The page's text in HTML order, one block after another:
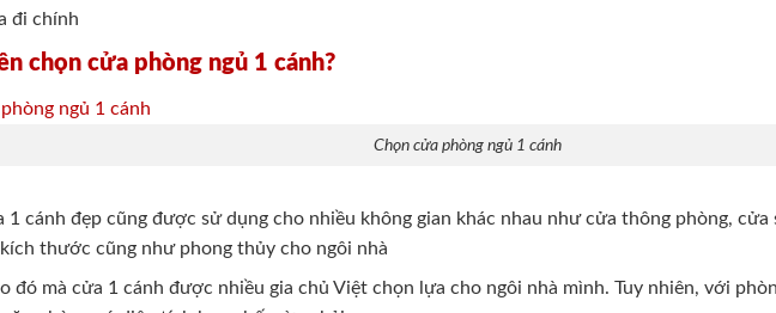
đi chính
chọn cửa phòng ngủ 1 cánh?
Chọn cửa phòng ngủ 1 cánh
1 cánh đẹp cũng được sử dụng cho nhiều không gian khác nhau như cửa thông phòng,
thước cũng như phong thủy cho ngôi nhà
đó mà cửa 1 cánh được nhiều gia chủ Việt chọn lựa cho ngôi nhà mình. Tuy nhiên, với